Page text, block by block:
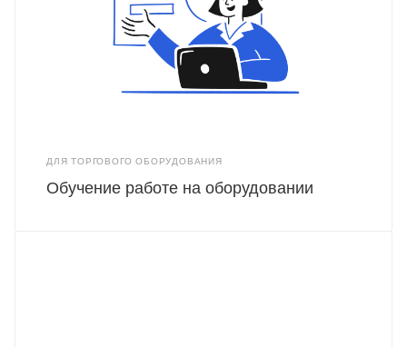
ДЛЯ ТОРГОВОГО ОБОРУДОВАНИЯ
Обучение работе на оборудовании